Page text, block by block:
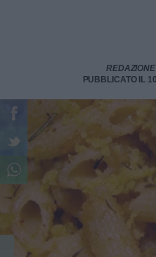
PUBBLICATO IL